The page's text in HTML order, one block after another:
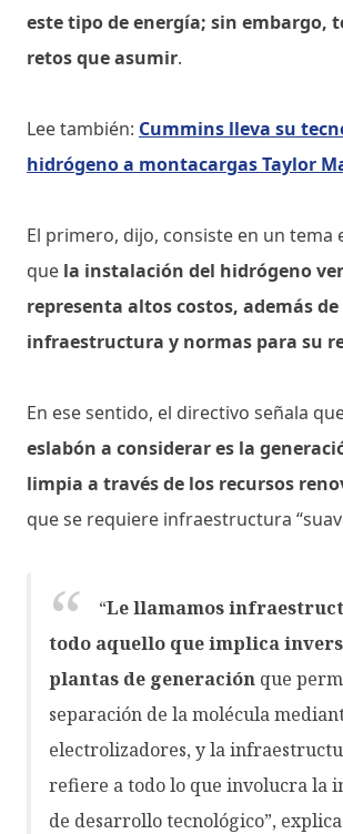
este tipo de energía; sin embargo,
retos que asumir.
Lee también: Cummins lleva su
hidrógeno a montacargas Taylor
El primero, dijo, consiste en un tema
que la instalación del hidrógeno
representa altos costos, además
infraestructura y normas para su
En ese sentido, el directivo señala
eslabón a considerar es la
limpia a través de los recursos
que se requiere infraestructura
“Le llamamos
todo aquello que implica
plantas de generación que
separación de la molécula
electrolizadores, y la
refiere a todo lo que involucra la
de desarrollo tecnológico”,